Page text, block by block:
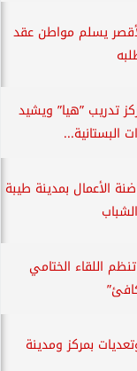
يسلم مواطن عقد
تدريب ”هيا” ويشيد
البستانية...
الأعمال بمدينة طيبة
اللقاء الختامي
وتعديات بمركز ومدينة